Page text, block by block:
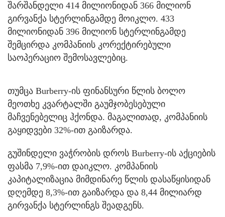
შარშანდელი 414 მილიონიდან 366 მილიონ
გირვანქა სტერლინგამდე მოიკლო. 433
მილიონიდან 396 მილიონ სტერლინგამდე
შემცირდა კომპანიის კორექტირებული
საოპერაციო შემოსავლებიც.
თუმცა Burberry-ის ფინანსური წლის ბოლო
მეოთხე კვარტალში გაუმჯობესებული
მაჩვენებელიც ჰქონდა. მაგალითად, კომპანიის
გაყიდვები 32%-ით გაიზარდა.
გუშინდელი ვაჭრობის დროს Burberry-ის აქციების
ფასმა 7,9%-ით დაიკლო. კომპანიის
კაპიტალიზაცია მიმდინარე წლის დასაწყისიდან
დღემდე 8,3%-ით გაიზარდა და 8,44 მილიარდ
გირვანქა სტერლინგს შეადგენს.